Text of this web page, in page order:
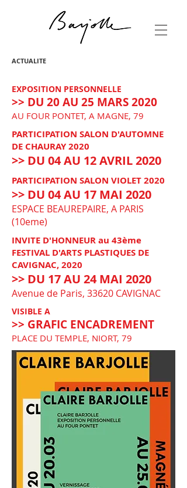
ACTUALITE
EXPOSITION PERSONNELLE
>> DU 20 AU 25 MARS 2020
AU FOUR PONTET, A MAGNE, 79
PARTICIPATION SALON D'AUTOMNE
DE CHAURAY 2020
>> DU 04 AU 12 AVRIL 2020
PARTICIPATION SALON VIOLET 2020
>> DU 04 AU 17 MAI 2020
ESPACE BEAUREPAIRE, A PARIS
(10eme)
INVITE D'HONNEUR au 43ème
FESTIVAL D'ARTS PLASTIQUES DE
CAVIGNAC, 2020
>> DU 17 AU 24 MAI 2020
Avenue de Paris, 33620 CAVIGNAC
VISIBLE A
>> GRAFIC ENCADREMENT
PLACE DU TEMPLE, NIORT, 79